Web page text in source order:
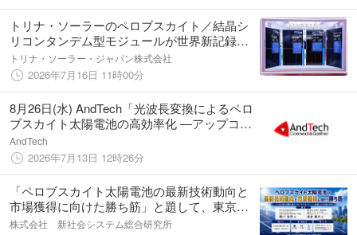
トリナ・ソーラーのペロブスカイト／結晶シ
リコンタンデム型モジュールが世界新記録を
樹立 ～ピーク出力907W、全面積モジュール
効率29.2％を達成～
トリナ・ソーラー・ジャパン株式会社
2026年7月16日 11時00分
8月26日(水) AndTech「光波長変換によるペロ
ブスカイト太陽電池の高効率化 ―アップコン
バージョン・量子切断材料の最新動向と実用
化展望―」WEBオンライン Zoomセミナー講
座を開講予定
AndTech
2026年7月13日 12時26分
「ペロブスカイト太陽電池の最新技術動向と
市場獲得に向けた勝ち筋」と題して、東京大
学先端科学技術研究センター 瀬川 浩司氏/
株式会社 新社会システム総合研究所